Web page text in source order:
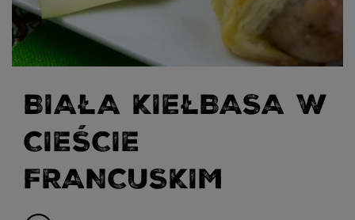
BIAŁA KIEŁBASA W
CIEŚCIE
FRANCUSKIM